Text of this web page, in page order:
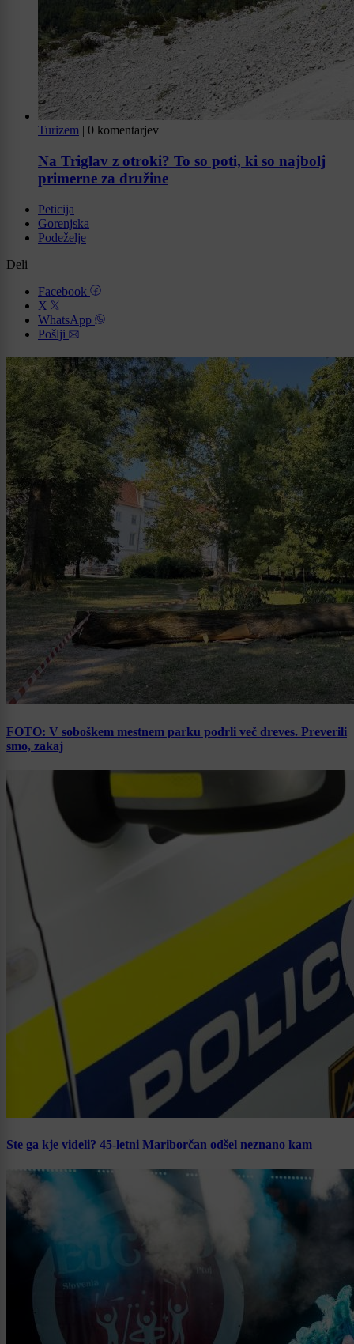
Turizem | 0 komentarjev
Na Triglav z otroki? To so poti, ki so najbolj
primerne za družine
Peticija
Gorenjska
Podeželje
Deli
Facebook
X
WhatsApp
Pošlji
FOTO: V soboškem mestnem parku podrli več dreves. Preverili
smo, zakaj
Ste ga kje videli? 45-letni Mariborčan odšel neznano kam